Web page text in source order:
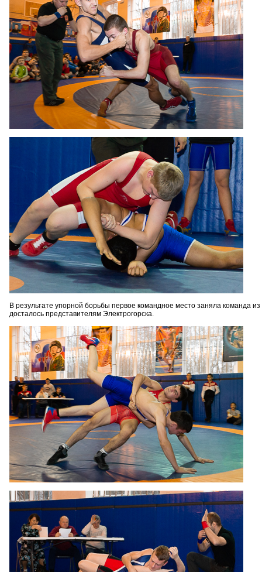
В результате упорной борьбы первое командное место заняла команда
досталось представителям Электрогорска.